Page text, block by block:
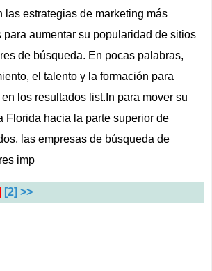
las estrategias de marketing más
para aumentar su popularidad de sitios
de búsqueda. En pocas palabras,
el talento y la formación para
los resultados list.In para mover su
Florida hacia la parte superior de
las empresas de búsqueda de
imp
[2] >>